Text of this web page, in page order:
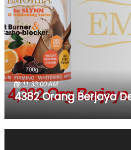
11:33:00 AM
4382 Orang Berjaya